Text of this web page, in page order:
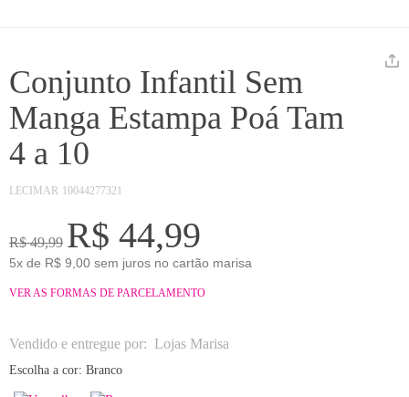
Conjunto Infantil Sem
Manga Estampa Poá Tam
4 a 10
LECIMAR 10044277321
R$ 49,99 R$ 44,99
5x de R$ 9,00 sem juros no cartão marisa
VER AS FORMAS DE PARCELAMENTO
Vendido e entregue por: Lojas Marisa
Escolha a cor: Branco